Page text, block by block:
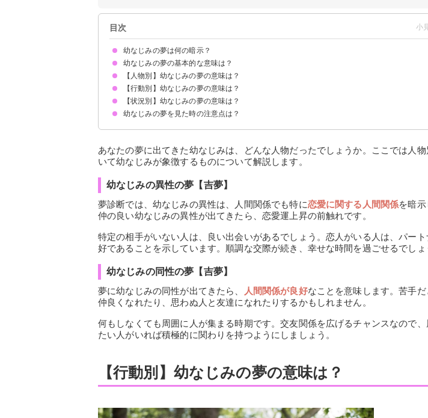
目次
幼なじみの夢は何の暗示？
幼なじみの夢の基本的な意味は？
対人関係の象徴
何度も出てくるのは強い思いの暗示
状況によって意味が変わる
【人物別】幼なじみの夢の意味は？
幼なじみの異性の夢【吉夢】
幼なじみの同性の夢【吉夢】
【行動別】幼なじみの夢の意味は？
幼なじみと話す夢【吉夢】
幼なじみとハグする夢【警告夢】
幼なじみと会う夢【吉夢】
幼なじみと遊ぶ夢【吉夢】
幼なじみの家に行く夢【願望夢】
幼なじみと喧嘩する夢【凶夢】
幼なじみに告白する夢【願望夢】
幼なじみと手を繋ぐ夢【吉夢】
幼なじみとキスする夢【願望夢】
幼なじみと写真を撮る夢【願望夢】
幼なじみと浮気する夢【願望夢】
【状況別】幼なじみの夢の意味は？
幼なじみが死ぬ夢【吉夢】
幼なじみと結婚する夢【凶夢】
幼なじみと付き合う夢【願望夢】
幼なじみに告白される夢【警告夢】
幼なじみと旅行する夢【願望夢】
幼なじみとデートする夢【願望夢】
幼なじみの親と会う夢【吉夢】
幼なじみが病気になる夢【警告夢】
幼なじみの夢を見た時の注意点は？
あなたの夢に出てきた幼なじみは、どんな人物だったでしょうか。ここでは人
いて幼なじみが象徴するものについて解説します。
幼なじみの異性の夢【吉夢】
夢診断では、幼なじみの異性は、人間関係でも特に恋愛に関する人間関係を暗
仲の良い幼なじみの異性が出てきたら、恋愛運上昇の前触れです。
特定の相手がいない人は、良い出会いがあるでしょう。恋人がいる人は、パー
好であることを示しています。順調な交際が続き、幸せな時間を過ごせるでしょ
幼なじみの同性の夢【吉夢】
夢に幼なじみの同性が出てきたら、
人間関係が良好なことを意味します。苦手
仲良くなれたり、思わぬ人と友達になれたりするかもしれません。
何もしなくても周囲に人が集まる時期です。交友関係を広げるチャンスなので、
たい人がいれば積極的に関わりを持つようにしましょう。
【行動別】幼なじみの夢の意味は？